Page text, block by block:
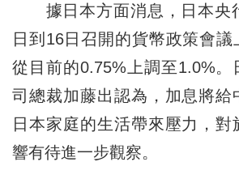
據日本方面消息，日本央
日到16日召開的貨幣政策會
從目前的0.75%上調至1.0%。
司總裁加藤出認為，加息將給
日本家庭的生活帶來壓力，對
響有待進一步觀察。